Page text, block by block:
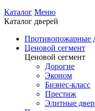
Каталог Меню
Каталог дверей
Противопожарные
Ценовой сегмент
Ценовой сегмент
Дорогие
Эконом
Бизнес-класс
Престиж
Элитные